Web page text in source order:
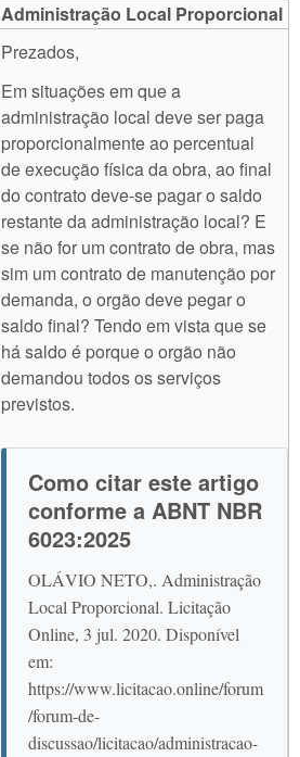
Administração Local Proporcional
Prezados,
Em situações em que a
administração local deve ser paga
proporcionalmente ao percentual
de execução física da obra, ao final
do contrato deve-se pagar o saldo
restante da administração local? E
se não for um contrato de obra, mas
sim um contrato de manutenção por
demanda, o orgão deve pegar o
saldo final? Tendo em vista que se
há saldo é porque o orgão não
demandou todos os serviços
previstos.
Como citar este artigo
conforme a ABNT NBR
6023:2025
OLÁVIO NETO,. Administração
Local Proporcional. Licitação
Online, 3 jul. 2020. Disponível
em:
https://www.licitacao.online/forum
/forum-de-
discussao/licitacao/administracao-